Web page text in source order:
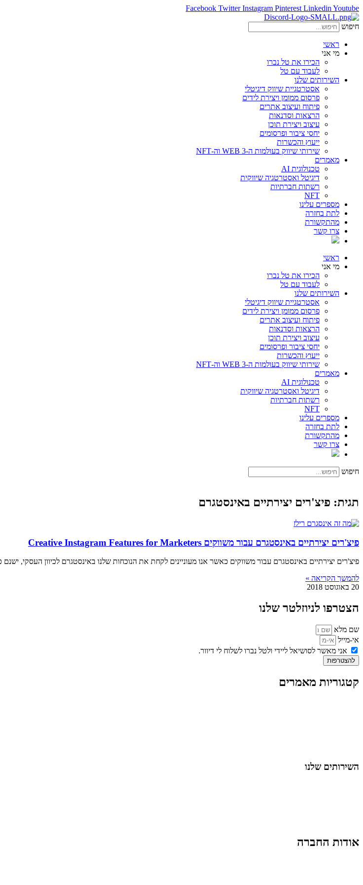
Facebook Twitter Instagram Pinterest Linkedin Youtube
חיפוש
ראשי
מי אני
הכירו את טל נברו
לעבוד עם טל
השירותים שלנו
אסטרטגיית שיווק דיגיטלי
פרסום ממומן ויצירת לידים
פיתוח ועיצוב אתרים
הרצאות וסדנאות
עיצוב ויצירת תוכן
יחסי ציבור ופרסומים
ייעוץ והכשרות
שירותי שיווק בעולמות ה-WEB 3 וה-NFT
מאמרים
טכנולוגית AI
דיגיטל ואסטרטגיה שיווקית
רשתות חברתיות
NFT
מספרים עלינו
לתת בחזרה
מהתקשורת
צרו קשר
ראשי
מי אני
הכירו את טל נברו
לעבוד עם טל
השירותים שלנו
אסטרטגיית שיווק דיגיטלי
פרסום ממומן ויצירת לידים
פיתוח ועיצוב אתרים
הרצאות וסדנאות
עיצוב ויצירת תוכן
יחסי ציבור ופרסומים
ייעוץ והכשרות
שירותי שיווק בעולמות ה-WEB 3 וה-NFT
מאמרים
טכנולוגית AI
דיגיטל ואסטרטגיה שיווקית
רשתות חברתיות
NFT
מספרים עלינו
לתת בחזרה
מהתקשורת
צרו קשר
חיפוש
תגית: פיצ'רים יצירתיים באינסטגרם
פיצ'רים יצירתיים באינסטגרם עבור משווקים Creative Instagram Features for Marketers
פיצ'רים יצירתיים באינסטגרם עבור משווקים כאשר אנו מעוניינים לקחת את הנוכחות שלנו באינסטגרם לכיוון העסקי,
להמשך הקריאה »
20 באוגוסט 2018
הצטרפו לניוזלטר שלנו
שם מלא
אי-מייל
אני מאשר לסושיאל ליידי ולטל נברו לשלוח לי דיוור.
להצטרפות
קטגוריות מאמרים
השירותים שלנו
אודות החברה